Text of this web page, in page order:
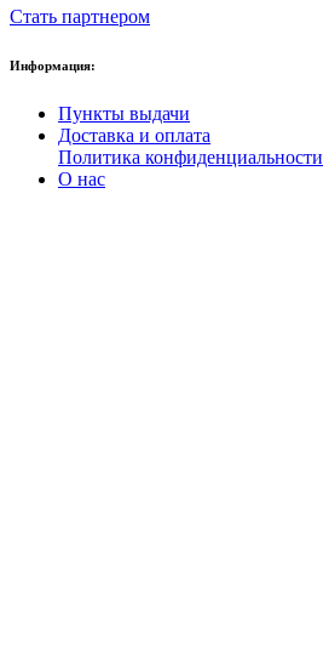
Стать партнером
Информация:
Пункты выдачи
Доставка и оплата
Политика конфиденциальности
О нас